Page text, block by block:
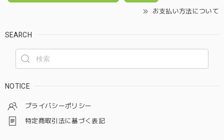
お支払い方法について
SEARCH
NOTICE
プライバシーポリシー
特定商取引法に基づく表記